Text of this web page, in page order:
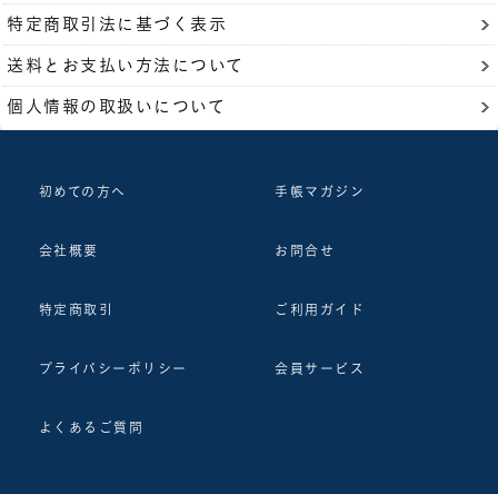
特定商取引法に基づく表示
送料とお支払い方法について
個人情報の取扱いについて
初めての方へ 手帳マガジン
会社概要 お問合せ
特定商取引 ご利用ガイド
プライバシーポリシー 会員サービス
よくあるご質問